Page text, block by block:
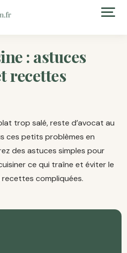
: astuces
recettes
trop salé, reste d’avocat au
ces petits problèmes en
des astuces simples pour
ce qui traîne et éviter le
compliquées.